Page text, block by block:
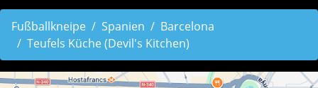
Fußballkneipe Spanien
Barcelona
Teufels Küche (Devil's Kitchen)